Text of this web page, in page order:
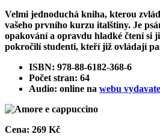
Velmi jednoduchá kniha, kterou
vašeho prvního kurzu italštiny. Je
opakování a opravdu hladké čtení si
pokročilí studenti, kteří již ovládají
ISBN: 978-88-6182-368-6
Počet stran: 64
Audio: online na webu
Cena: 269 Kč